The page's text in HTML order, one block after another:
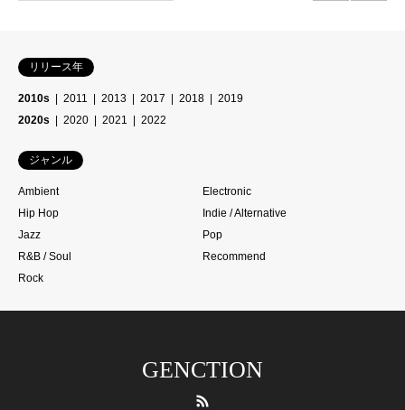
リリース年
2010s 2011 2013 2017 2018
2019
2020s
2020 2021 2022
ジャンル
Ambient
Electronic
Hip Hop
Indie / Alternative
Jazz
Pop
R&B / Soul
Recommend
Rock
GENCTION